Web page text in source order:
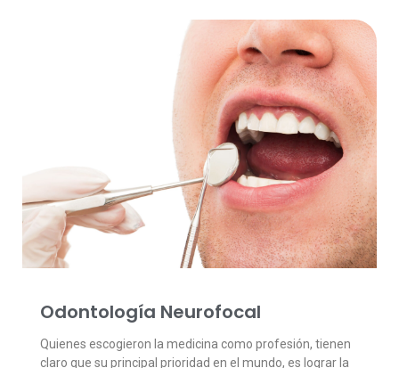
Odontología Neurofocal
Quienes escogieron la medicina como profesión, tienen
claro que su principal prioridad en el mundo, es lograr la